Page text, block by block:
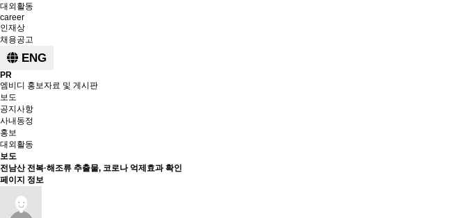
대외활동
career
인재상
채용공고
ENG
PR
엠비디 홍보자료 및 게시판
보도
공지사항
사내동정
홍보
대외활동
보도
전남산 전복·해조류 추출물, 코로나 억제효과 확인
페이지 정보